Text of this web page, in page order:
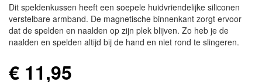
Dit speldenkussen heeft een soepele huidvriendelijke siliconen
verstelbare armband. De magnetische binnenkant zorgt ervoor
dat de spelden en naalden op zijn plek blijven. Zo heb je de
naalden en spelden altijd bij de hand en niet rond te slingeren.
€ 11,95